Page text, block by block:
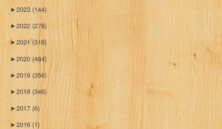
►2023 (144)
►2022 (278)
►2021(318)
►2020 (484)
►2019 (356)
►2018 (346)
►2017 (6)
►2016 (1)